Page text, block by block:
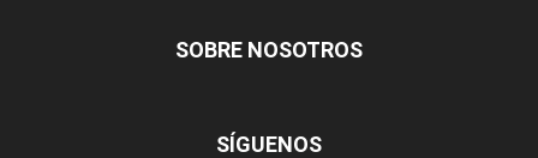
SOBRE NOSOTROS
SÍGUENOS